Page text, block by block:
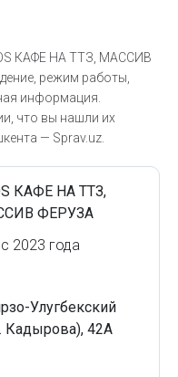
КАФЕ НА ТТЗ, МАССИВ
режим работы,
информация.
что вы нашли их
— Sprav.uz.
КАФЕ НА ТТЗ,
ФЕРУЗА
с 2023 года
Улугбекский
Кадырова), 42А